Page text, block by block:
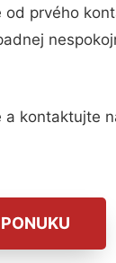
prvého
kontaktujte